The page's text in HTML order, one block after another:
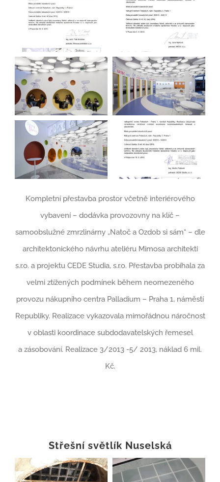
Kompletní přestavba prostor včetně interiérového
vybavení – dodávka provozovny na klíč –
samoobslužné zmrzlinárny „Natoč a Ozdob si sám“ – dle
architektonického návrhu ateliéru Mimosa architekti
s.r.o. a projektu CEDE Studia, s.r.o. Přestavba probíhala za
velmi ztížených podmínek během neomezeného
provozu nákupního centra Palladium – Praha 1, náměstí
Republiky. Realizace vykazovala mimořádnou náročnost
v oblasti koordinace subdodavatelských řemesel
a zásobování. Realizace 3/2013 -5/ 2013, náklad 6 mil.
Kč.
Střešní světlík Nuselská